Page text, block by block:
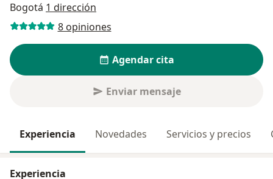
Bogotá 1 dirección
8 opiniones
Agendar cita
Enviar mensaje
Experiencia Novedades Servicios y precios
Experiencia